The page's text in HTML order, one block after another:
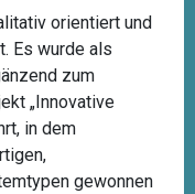
orientiert und
Es wurde als
zum
„Innovative
in dem
gewonnen